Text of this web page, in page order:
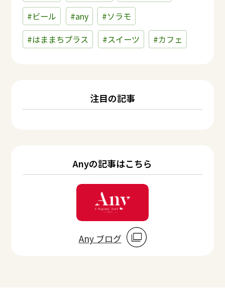
#ビール
#any
#ソラモ
#はままちプラス
#スイーツ #カフェ
注目の記事
Anyの記事はこちら
Any ブログ